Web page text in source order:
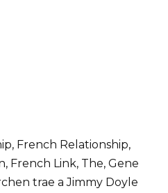
French Relationship,
French Link, The, Gene
trae a Jimmy Doyle